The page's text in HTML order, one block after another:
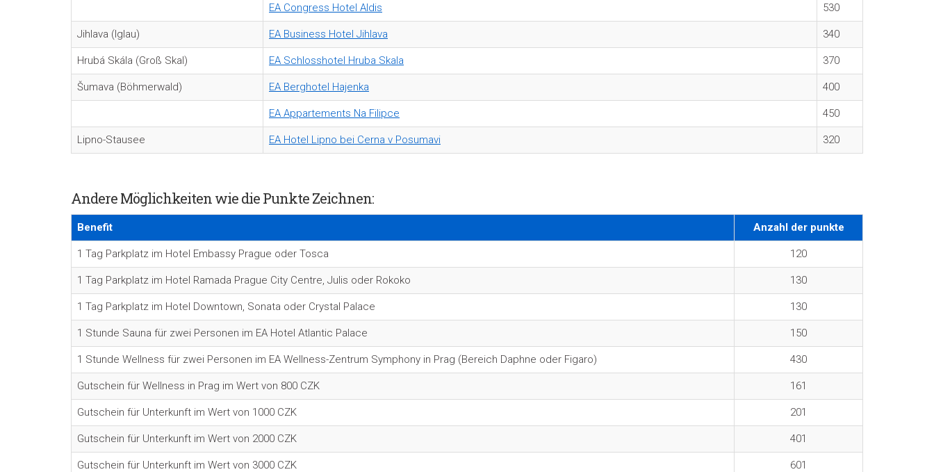
EA Congress Hotel Aldis 530
Jihlava (Iglau) EA Business Hotel Jihlava 340
Hrubá Skála (Groß Skal) EA Schlosshotel Hruba Skala 370
Šumava (Böhmerwald) EA Berghotel Hajenka 400
EA Appartements Na Filipce 450
Lipno-Stausee EA Hotel Lipno bei Cerna v Posumavi 320
Andere Möglichkeiten wie die Punkte Zeichnen:
Benefit Anzahl der punkte
1 Tag Parkplatz im Hotel Embassy Prague oder Tosca 120
1 Tag Parkplatz im Hotel Ramada Prague City Centre, Julis oder Rokoko 130
1 Tag Parkplatz im Hotel Downtown, Sonata oder Crystal Palace 130
1 Stunde Sauna für zwei Personen im EA Hotel Atlantic Palace 150
1 Stunde Wellness für zwei Personen im EA Wellness-Zentrum Symphony in Prag (Bereich Daphne oder Figaro) 430
Gutschein für Wellness in Prag im Wert von 800 CZK 161
Gutschein für Unterkunft im Wert von 1000 CZK 201
Gutschein für Unterkunft im Wert von 2000 CZK 401
Gutschein für Unterkunft im Wert von 3000 CZK 601